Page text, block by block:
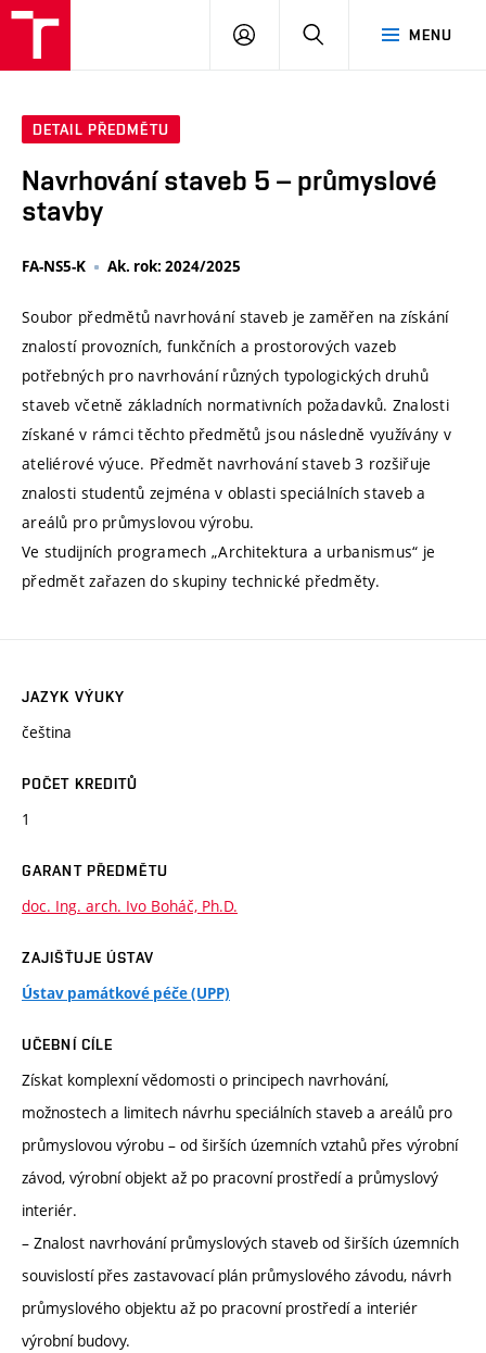
MENU
PŘIHLÁSIT
DETAIL PŘEDMĚTU
Navrhování staveb 5 – průmyslové
stavby
FA-NS5-K Ak. rok: 2024/2025
Soubor předmětů navrhování staveb je zaměřen na získání
znalostí provozních, funkčních a prostorových vazeb
potřebných pro navrhování různých typologických druhů
staveb včetně základních normativních požadavků. Znalosti
získané v rámci těchto předmětů jsou následně využívány v
ateliérové výuce. Předmět navrhování staveb 3 rozšiřuje
znalosti studentů zejména v oblasti speciálních staveb a
areálů pro průmyslovou výrobu.
Ve studijních programech „Architektura a urbanismus“ je
předmět zařazen do skupiny technické předměty.
JAZYK VÝUKY
čeština
POČET KREDITŮ
1
GARANT PŘEDMĚTU
doc. Ing. arch. Ivo Boháč, Ph.D.
ZAJIŠŤUJE ÚSTAV
Ústav památkové péče (UPP)
UČEBNÍ CÍLE
Získat komplexní vědomosti o principech navrhování,
možnostech a limitech návrhu speciálních staveb a areálů pro
průmyslovou výrobu – od širších územních vztahů přes výrobní
závod, výrobní objekt až po pracovní prostředí a průmyslový
interiér.
– Znalost navrhování průmyslových staveb od širších územních
souvislostí přes zastavovací plán průmyslového závodu, návrh
průmyslového objektu až po pracovní prostředí a interiér
výrobní budovy.